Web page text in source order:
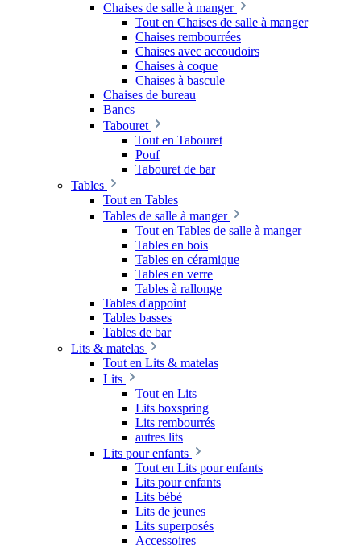
Chaises de salle à manger
Tout en Chaises de salle à manger
Chaises rembourrées
Chaises avec accoudoirs
Chaises à coque
Chaises à bascule
Chaises de bureau
Bancs
Tabouret
Tout en Tabouret
Pouf
Tabouret de bar
Tables
Tout en Tables
Tables de salle à manger
Tout en Tables de salle à manger
Tables en bois
Tables en céramique
Tables en verre
Tables à rallonge
Tables d'appoint
Tables basses
Tables de bar
Lits & matelas
Tout en Lits & matelas
Lits
Tout en Lits
Lits boxspring
Lits rembourrés
autres lits
Lits pour enfants
Tout en Lits pour enfants
Lits pour enfants
Lits bébé
Lits de jeunes
Lits superposés
Accessoires